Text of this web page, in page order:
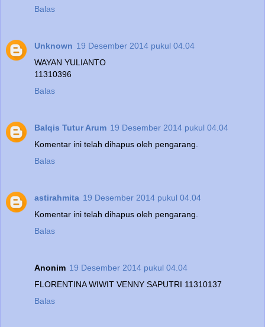
Balas
Unknown 19 Desember 2014 pukul 04.04
WAYAN YULIANTO
11310396
Balas
Balqis Tutur Arum 19 Desember 2014 pukul 04.04
Komentar ini telah dihapus oleh pengarang.
Balas
astirahmita 19 Desember 2014 pukul 04.04
Komentar ini telah dihapus oleh pengarang.
Balas
Anonim 19 Desember 2014 pukul 04.04
FLORENTINA WIWIT VENNY SAPUTRI 11310137
Balas